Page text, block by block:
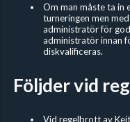
Om man måste ta in
turneringen men
administratör för
administratör innan
diskvalificeras.
Följder vid
Vid regelbrott av